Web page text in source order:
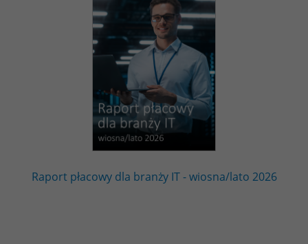
Raport płacowy dla branży IT - wiosna/lato 2026